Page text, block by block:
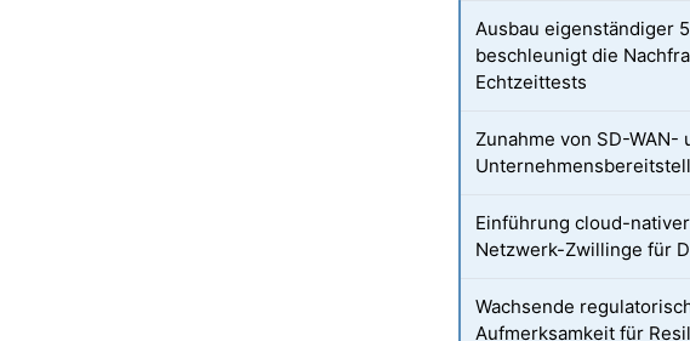
Ausbau eigenständiger
beschleunigt die
Echtzeittests
Zunahme von SD-WAN-
Einführung cloud-
Netzwerk-Zwillinge für
Wachsende
Aufmerksamkeit für